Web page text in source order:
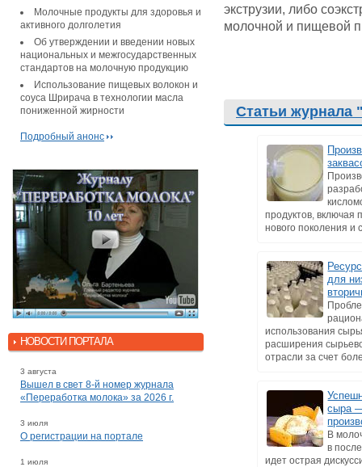
Молочные продукты для здоровья и
активного долголетия
Об утверждении и введении новых
национальных и межгосударственных
стандартов на молочную продукцию
Использование пищевых волокон и
соуса Шрирача в технологии масла
пониженной жирности
Подробный анонс
НОВОСТИ ПОРТАЛА
3 августа
Вышел в свет 8-й номер журнала
«Переработка молока» за 2026 г.
3 июля
О регистрации на портале
1 июля
экструзии, либо
молочной и пищевой
Статьи журнала
продуктов, включая
нового поколения и
для
использования
расширения
отрасли за счет
сыра
В
в
идет острая